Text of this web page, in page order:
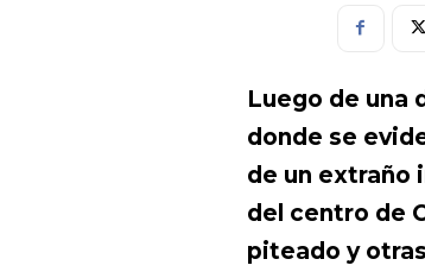
Luego de una
donde se
de un extraño
del centro de
piteado y